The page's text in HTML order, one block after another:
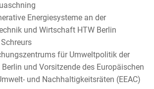
Energiesysteme an der
und Wirtschaft HTW Berlin
für Umweltpolitik der
und Vorsitzende des Europäischen
und Nachhaltigkeitsräten (EEAC)